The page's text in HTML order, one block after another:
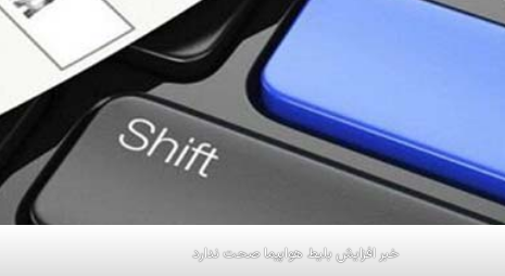
خبر افزایش بلیط هواپیما صحت ندارد